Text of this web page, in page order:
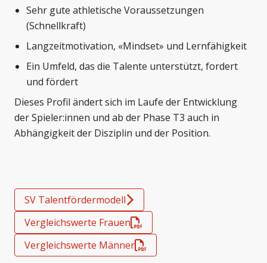
Sehr gute athletische Voraussetzungen
(Schnellkraft)
Langzeitmotivation, «Mindset» und Lernfähigkeit
Ein Umfeld, das die Talente unterstützt, fordert
und fördert
Dieses Profil ändert sich im Laufe der Entwicklung
der Spieler:innen und ab der Phase T3 auch in
Abhängigkeit der Disziplin und der Position.
SV Talentfördermodell
Vergleichswerte Frauen
Vergleichswerte Männer